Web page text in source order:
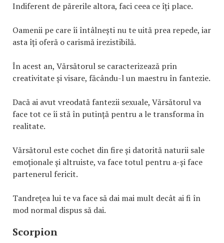
Indiferent de părerile altora, faci ceea ce îți place.
Oamenii pe care îi întâlnești nu te uită prea repede, iar
asta îți oferă o carismă irezistibilă.
În acest an, Vărsătorul se caracterizează prin
creativitate și visare, făcându-l un maestru în fantezie.
Dacă ai avut vreodată fantezii sexuale, Vărsătorul va
face tot ce îi stă în putință pentru a le transforma în
realitate.
Vărsătorul este cochet din fire și datorită naturii sale
emoționale și altruiste, va face totul pentru a-și face
partenerul fericit.
Tandrețea lui te va face să dai mai mult decât ai fi în
mod normal dispus să dai.
Scorpion